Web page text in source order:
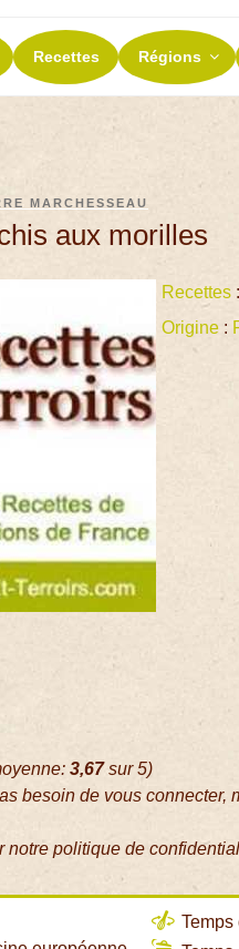
La richesse de nos
Recettes Régions
MARCHESSEAU
aux morilles
Recettes :
Origine :
3,67sur 5)
besoin de vous connecter,
notre politique de
Temps